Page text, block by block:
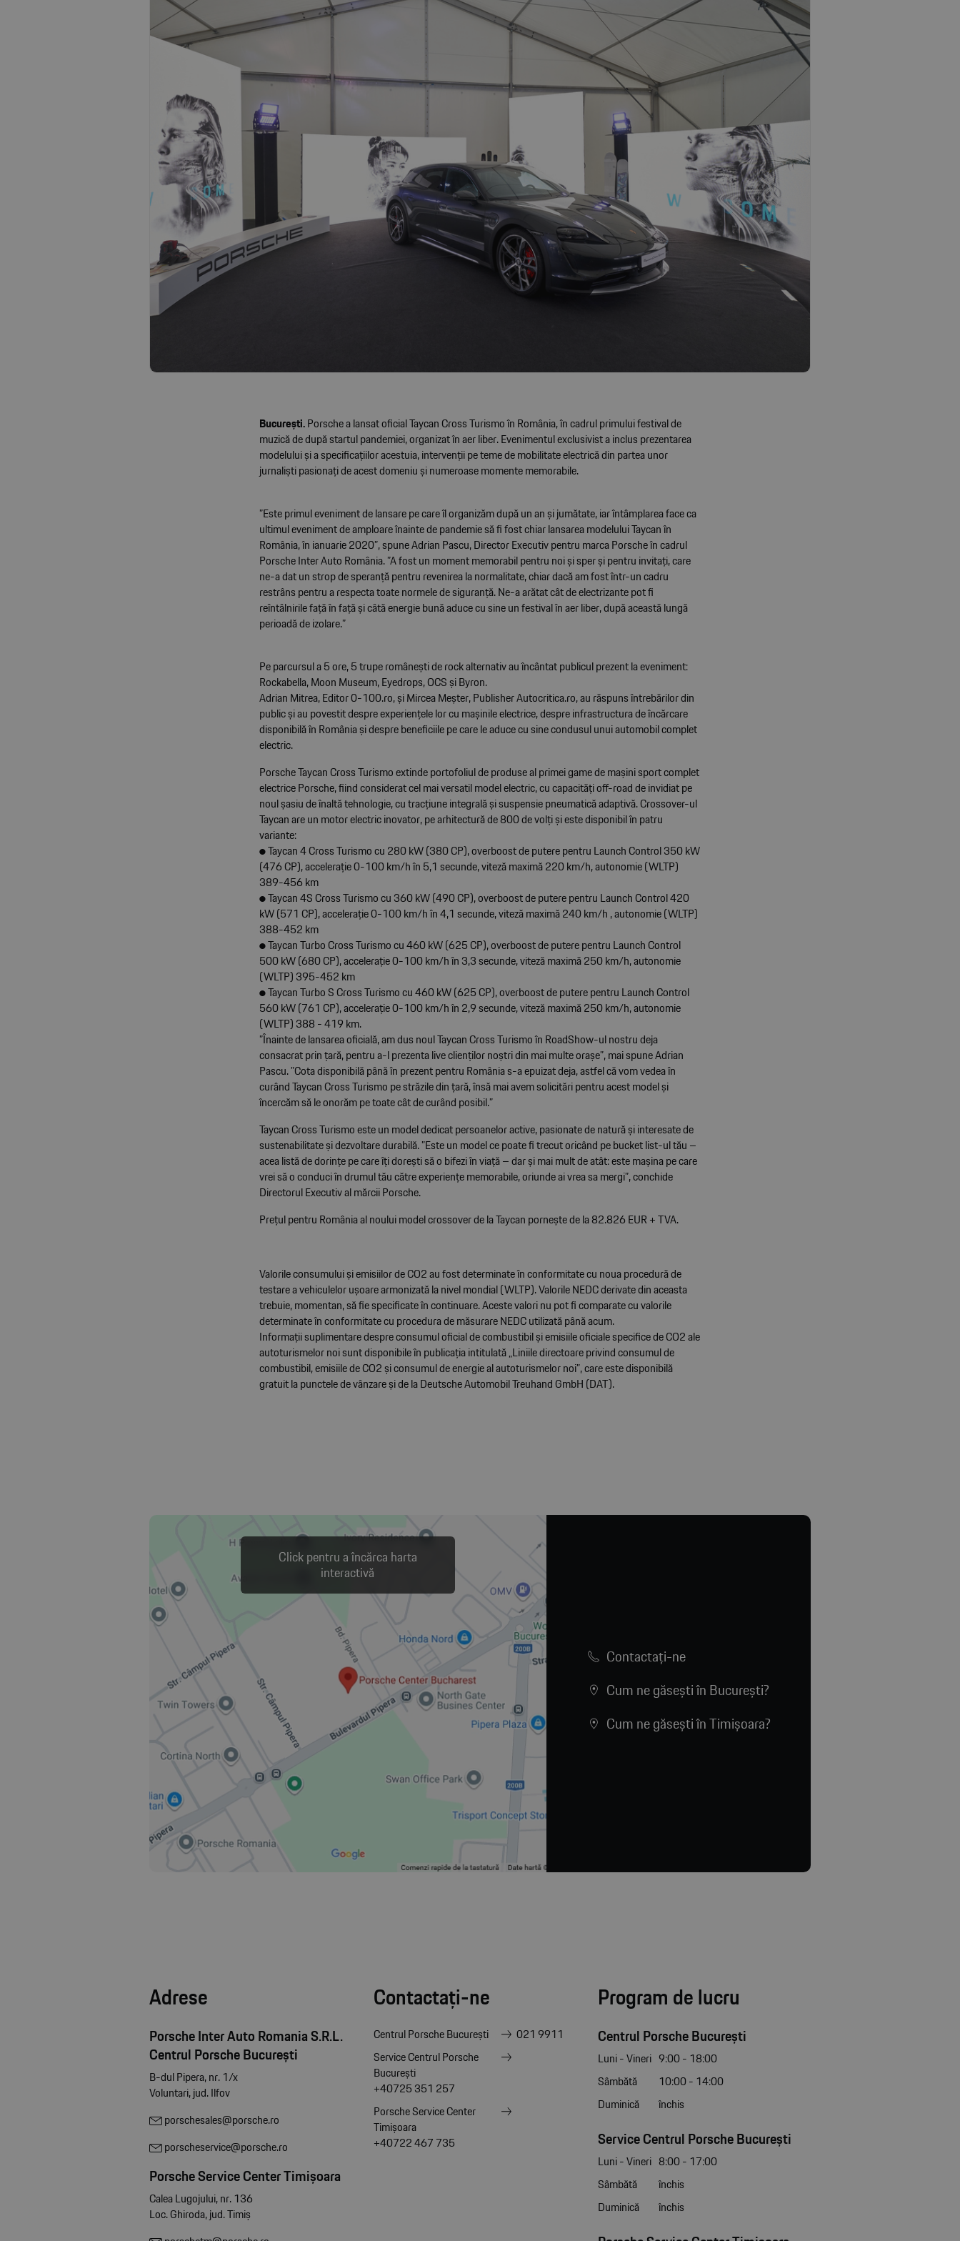
București.Porsche a lansat oficial Taycan Cross Turismo în România, în cadrul primului festival de
muzică de după startul pandemiei, organizat în aer liber. Evenimentul exclusivist a inclus prezentarea
modelului și a specificațiilor acestuia, intervenții pe teme de mobilitate electrică din partea unor
jurnaliști pasionați de acest domeniu și numeroase momente memorabile.
”Este primul eveniment de lansare pe care îl organizăm după un an și jumătate, iar întâmplarea face ca
ultimul eveniment de amploare înainte de pandemie să fi fost chiar lansarea modelului Taycan în
România, în ianuarie 2020”, spune Adrian Pascu, Director Executiv pentru marca Porsche în cadrul
Porsche Inter Auto România. ”A fost un moment memorabil pentru noi și sper și pentru invitați, care
ne-a dat un strop de speranță pentru revenirea la normalitate, chiar dacă am fost într-un cadru
restrâns pentru a respecta toate normele de siguranță. Ne-a arătat cât de electrizante pot fi
reîntâlnirile față în față și câtă energie bună aduce cu sine un festival în aer liber, după această lungă
perioadă de izolare.”
Pe parcursul a 5 ore, 5 trupe românești de rock alternativ au încântat publicul prezent la eveniment:
Rockabella, Moon Museum, Eyedrops, OCS și Byron.
Adrian Mitrea, Editor 0-100.ro, și Mircea Meșter, Publisher Autocritica.ro, au răspuns întrebărilor din
public și au povestit despre experiențele lor cu mașinile electrice, despre infrastructura de încărcare
disponibilă în România și despre beneficiile pe care le aduce cu sine condusul unui automobil complet
electric.
Porsche Taycan Cross Turismo extinde portofoliul de produse al primei game de mașini sport complet
electrice Porsche, fiind considerat cel mai versatil model electric, cu capacități off-road de invidiat pe
noul șasiu de înaltă tehnologie, cu tracțiune integrală și suspensie pneumatică adaptivă. Crossover-ul
Taycan are un motor electric inovator, pe arhitectură de 800 de volți și este disponibil în patru
variante:
● Taycan 4 Cross Turismo cu 280 kW (380 CP), overboost de putere pentru Launch Control 350 kW
(476 CP), accelerație 0-100 km/h în 5,1 secunde, viteză maximă 220 km/h, autonomie (WLTP)
389-456 km
● Taycan 4S Cross Turismo cu 360 kW (490 CP), overboost de putere pentru Launch Control 420
kW (571 CP), accelerație 0-100 km/h în 4,1 secunde, viteză maximă 240 km/h , autonomie (WLTP)
388-452 km
● Taycan Turbo Cross Turismo cu 460 kW (625 CP), overboost de putere pentru Launch Control
500 kW (680 CP), accelerație 0-100 km/h în 3,3 secunde, viteză maximă 250 km/h, autonomie
(WLTP) 395-452 km
● Taycan Turbo S Cross Turismo cu 460 kW (625 CP), overboost de putere pentru Launch Control
560 kW (761 CP), accelerație 0-100 km/h în 2,9 secunde, viteză maximă 250 km/h, autonomie
(WLTP) 388 - 419 km.
”Înainte de lansarea oficială, am dus noul Taycan Cross Turismo în RoadShow-ul nostru deja
consacrat prin țară, pentru a-l prezenta live clienților noștri din mai multe orașe”, mai spune Adrian
Pascu. ”Cota disponibilă până în prezent pentru România s-a epuizat deja, astfel că vom vedea în
curând Taycan Cross Turismo pe străzile din țară, însă mai avem solicitări pentru acest model și
încercăm să le onorăm pe toate cât de curând posibil.”
Taycan Cross Turismo este un model dedicat persoanelor active, pasionate de natură și interesate de
sustenabilitate și dezvoltare durabilă. ”Este un model ce poate fi trecut oricând pe bucket list-ul tău –
acea listă de dorințe pe care îți dorești să o bifezi în viață – dar și mai mult de atât: este mașina pe care
vrei să o conduci în drumul tău către experiențe memorabile, oriunde ai vrea sa mergi”, conchide
Directorul Executiv al mărcii Porsche.
Prețul pentru România al noului model crossover de la Taycan pornește de la 82.826 EUR + TVA.
Valorile consumului și emisiilor de CO2 au fost determinate în conformitate cu noua procedură de
testare a vehiculelor ușoare armonizată la nivel mondial (WLTP). Valorile NEDC derivate din aceasta
trebuie, momentan, să fie specificate în continuare. Aceste valori nu pot fi comparate cu valorile
determinate în conformitate cu procedura de măsurare NEDC utilizată până acum.
Informații suplimentare despre consumul oficial de combustibil și emisiile oficiale specifice de CO2 ale
autoturismelor noi sunt disponibile în publicația intitulată „Liniile directoare privind consumul de
combustibil, emisiile de CO2 și consumul de energie al autoturismelor noi”, care este disponibilă
gratuit la punctele de vânzare și de la Deutsche Automobil Treuhand GmbH (DAT).
Click pentru a încărca harta
interactivă
Contactaţi-ne
Cum ne găsești în București?
Cum ne găsești în Timișoara?
Adrese
Porsche Inter Auto Romania S.R.L.
Centrul Porsche București
B-dul Pipera, nr. 1/x
Voluntari, jud. Ilfov
porschesales@porsche.ro
porscheservice@porsche.ro
Porsche Service Center Timișoara
Calea Lugojului, nr. 136
Loc. Ghiroda, jud. Timiș
Contactați-ne
Centrul Porsche București
021 9911
Service Centrul Porsche
București
+40725 351 257
Porsche Service Center
Timișoara
+40722 467 735
Program de lucru
Centrul Porsche București
Luni - Vineri 9:00 - 18:00
Sâmbătă
10:00 - 14:00
Duminică
închis
Service Centrul Porsche București
Luni - Vineri 8:00 - 17:00
Sâmbătă
închis
Duminică
închis